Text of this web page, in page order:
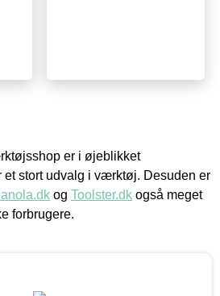
er i øjeblikket
et stort udvalg i værktøj. Desuden er
og Toolster.dk også meget
forbrugere.